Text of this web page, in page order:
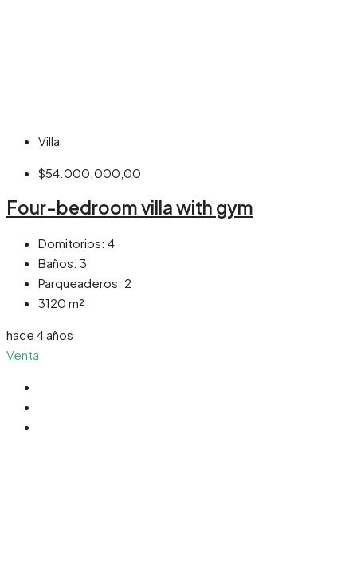
Villa
$54.000.000,00
Four-bedroom villa with gym
Domitorios: 4
Baños: 3
Parqueaderos: 2
3120 m²
hace 4 años
Venta